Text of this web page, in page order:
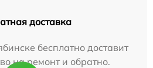
доставка
бесплатно доставит
на ремонт и обратно.